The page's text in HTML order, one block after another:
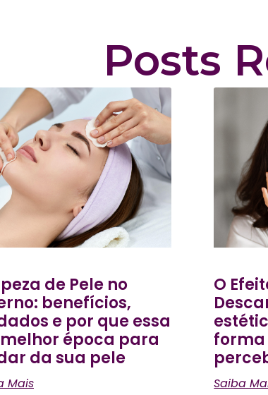
Posts
de Pele no
benefícios,
e por que essa
época para
da sua pele
Mais
O
forma
Saiba